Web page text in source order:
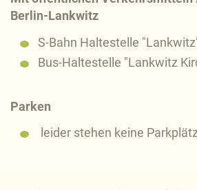
Berlin-Lankwitz
S-Bahn Haltestelle
Bus-Haltestelle "Lankwitz
Parken
leider stehen keine